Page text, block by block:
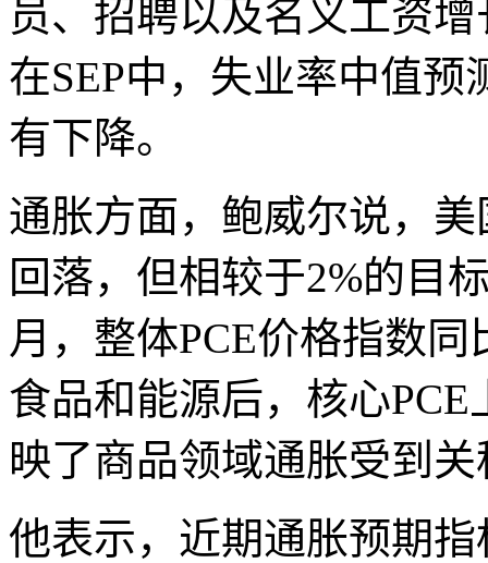
员、招聘以及名义工资
在SEP中，失业率中值
有下降。
通胀方面，鲍威尔说，
回落，但相较于2%的目
月，整体PCE价格指数
食品和能源后，核心
映了商品领域通胀受到
他表示，近期通胀预期